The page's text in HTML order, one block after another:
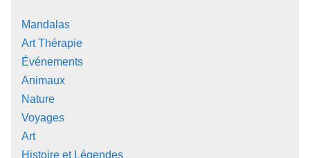
Mandalas
Art Thérapie
Événements
Animaux
Nature
Voyages
Art
Histoire et Légendes